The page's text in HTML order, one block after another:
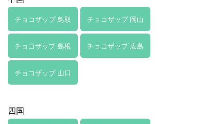
チョコザップ 鳥取 チョコザップ 岡山
チョコザップ 島根 チョコザップ 広島
チョコザップ 山口
四国